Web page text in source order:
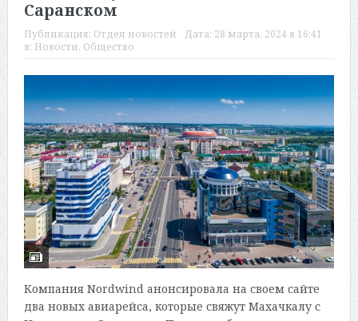
Саранском
Публикация: Отдел новостей Дата: 28 марта, 2024 в 16:41
в: Новости, Общество
Компания Nordwind анонсировала на своем сайте
два новых авиарейса, которые свяжут Махачкалу с